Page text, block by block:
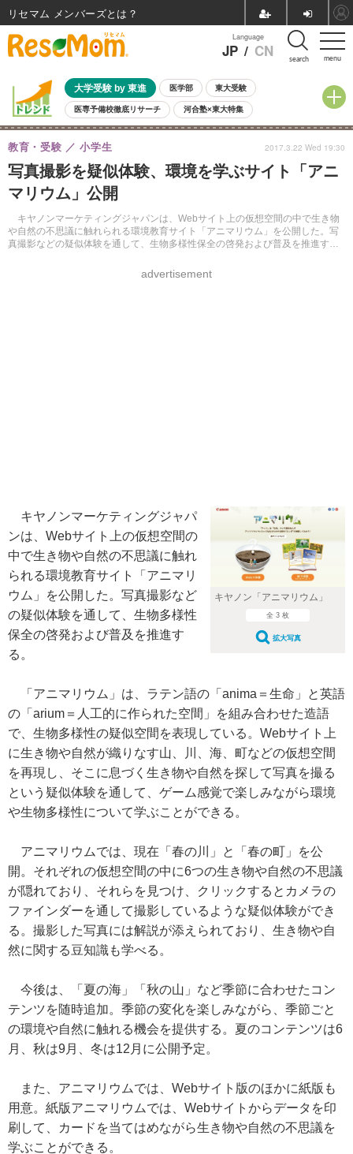
menu
Language
JP / CN search
大学受験 by 東進 医学部 東大受験
医専予備校徹底リサーチ 河合塾×東大特集
親子で考える大学選び 高校受験 中学受験 小学校受験
共通テスト 夏休み
8月開催イベント・WS 全国公立高校 過去問 人気記事
自由研究教材（小学生向け）
写真撮影を疑似体験、環境を学ぶサイト「アニ
マリウム」公開
キヤノンマーケティングジャパンは、Webサイト上の仮想空間の中で生き物
や自然の不思議に触れられる環境教育サイト「アニマリウム」を公開した。写
真撮影などの疑似体験を通して、生物多様性保全の啓発および普及を推進す
教育・受験 小学生
advertisement
2017.3.22 Wed 19:30
キヤノン「アニマリウム」
全 3 枚
拡大写真
キヤノンマーケティングジャパ
ンは、Webサイト上の仮想空間の
中で生き物や自然の不思議に触れ
られる環境教育サイト「アニマリ
ウム」を公開した。写真撮影など
の疑似体験を通して、生物多様性
保全の啓発および普及を推進す
る。
「アニマリウム」は、ラテン語の「anima＝生命」と英語
の「arium＝人工的に作られた空間」を組み合わせた造語
で、生物多様性の疑似空間を表現している。Webサイト上
に生き物や自然が織りなす山、川、海、町などの仮想空間
を再現し、そこに息づく生き物や自然を探して写真を撮る
という疑似体験を通して、ゲーム感覚で楽しみながら環境
や生物多様性について学ぶことができる。
アニマリウムでは、現在「春の川」と「春の町」を公
開。それぞれの仮想空間の中に6つの生き物や自然の不思議
が隠れており、それらを見つけ、クリックするとカメラの
ファインダーを通して撮影しているような疑似体験ができ
る。撮影した写真には解説が添えられており、生き物や自
然に関する豆知識も学べる。
今後は、「夏の海」「秋の山」など季節に合わせたコン
テンツを随時追加。季節の変化を楽しみながら、季節ごと
の環境や自然に触れる機会を提供する。夏のコンテンツは6
月、秋は9月、冬は12月に公開予定。
また、アニマリウムでは、Webサイト版のほかに紙版も
用意。紙版アニマリウムでは、Webサイトからデータを印
刷して、カードを当てはめながら生き物や自然の不思議を
学ぶことができる。
リセマム メンバーズ